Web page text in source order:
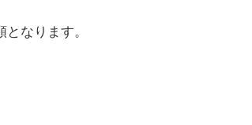
なります。